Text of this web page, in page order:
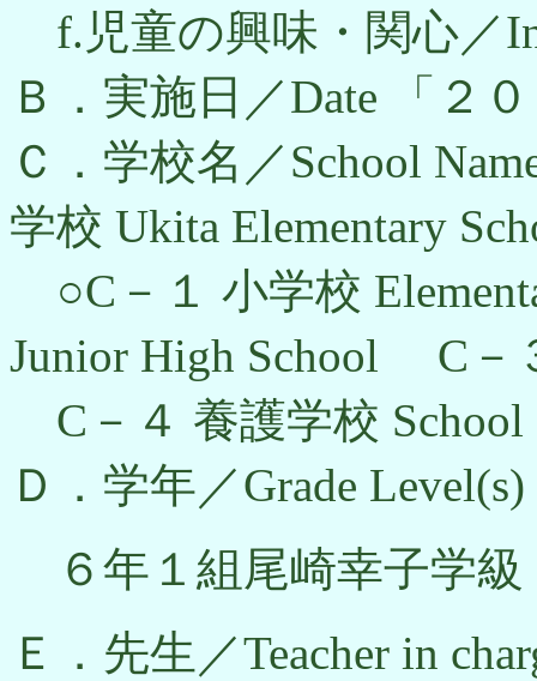
f.児童の興味・関心／
Ｂ．実施日／Date 「２
Ｃ．学校名／School
学校 Ukita Elementary
○C－１ 小学校
Junior High School C
C－４ 養護学校 School
Ｄ．学年／Grade
６年１組尾崎幸子学
Ｅ．先生／Teacher in